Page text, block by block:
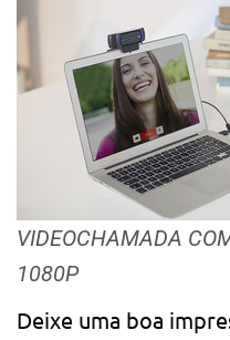
VIDEOCHAMADA
1080P
Deixe uma boa